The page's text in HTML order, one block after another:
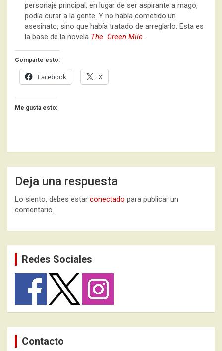
personaje principal, en lugar de ser aspirante a mago,
podía curar a la gente. Y no había cometido un
asesinato, sino que había tratado de arreglarlo. Esta es
la base de la novela The Green Mile.
Comparte esto:
Facebook X
Me gusta esto:
Deja una respuesta
Lo siento, debes estar conectado para publicar un
comentario.
Redes Sociales
Contacto